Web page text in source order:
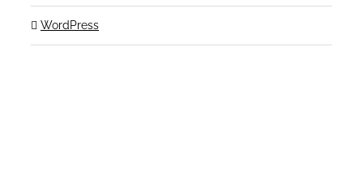
WordPress